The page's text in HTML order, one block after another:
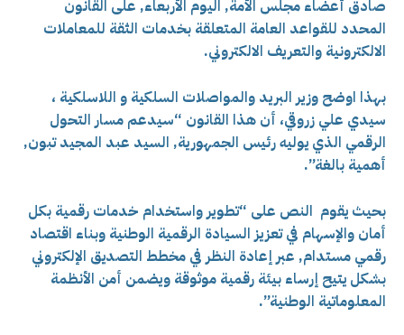
صادق أعضاء مجلس الأمة, اليوم الأربعاء, على القانون
المحدد للقواعد العامة المتعلقة بخدمات الثقة للمعاملات
الالكترونية والتعريف الالكتروني.
بهذا اوضح وزير البريد والمواصلات السلكية و اللاسلكية ،
سيدي علي زروقي، أن هذا القانون “سيدعم مسار التحول
الرقمي الذي يوليه رئيس الجمهورية, السيد عبد المجيد تبون,
أهمية بالغة”.
بحيث يقوم النص على “تطوير واستخدام خدمات رقمية بكل
أمان والإسهام في تعزيز السيادة الرقمية الوطنية وبناء اقتصاد
رقمي مستدام, عبر إعادة النظر في مخطط التصديق الإلكتروني
بشكل يتيح إرساء بيئة رقمية موثوقة ويضمن أمن الأنظمة
المعلوماتية الوطنية”.